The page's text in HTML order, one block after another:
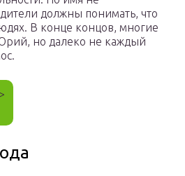
должны понимать, что
В конце концов, многие
но далеко не каждый